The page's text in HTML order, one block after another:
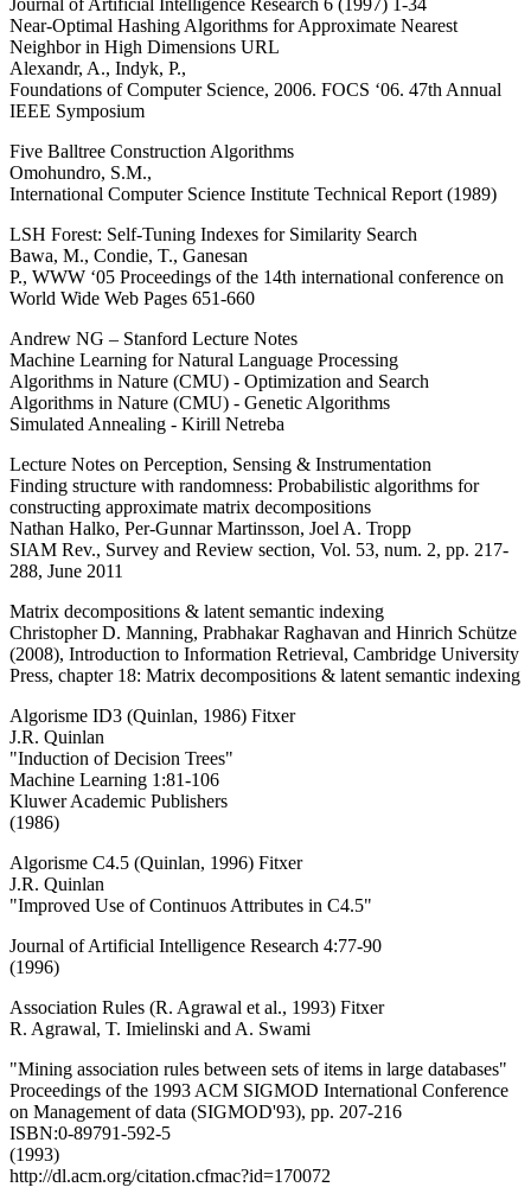
Near-Optimal Hashing Algorithms for Approximate Nearest
Neighbor in High Dimensions URL
Alexandr, A., Indyk, P.,
Foundations of Computer Science, 2006. FOCS ‘06. 47th Annual
IEEE Symposium
Five Balltree Construction Algorithms
Omohundro, S.M.,
International Computer Science Institute Technical Report (1989)
LSH Forest: Self-Tuning Indexes for Similarity Search
Bawa, M., Condie, T., Ganesan
P., WWW ‘05 Proceedings of the 14th international conference on
World Wide Web Pages 651-660
Andrew NG – Stanford Lecture Notes
Machine Learning for Natural Language Processing
Algorithms in Nature (CMU) - Optimization and Search
Algorithms in Nature (CMU) - Genetic Algorithms
Simulated Annealing - Kirill Netreba
Lecture Notes on Perception, Sensing & Instrumentation
Finding structure with randomness: Probabilistic algorithms for
constructing approximate matrix decompositions
Nathan Halko, Per-Gunnar Martinsson, Joel A. Tropp
SIAM Rev., Survey and Review section, Vol. 53, num. 2, pp. 217-
288, June 2011
Matrix decompositions & latent semantic indexing
Christopher D. Manning, Prabhakar Raghavan and Hinrich Schütze
(2008), Introduction to Information Retrieval, Cambridge University
Press, chapter 18: Matrix decompositions & latent semantic indexing
Algorisme ID3 (Quinlan, 1986) Fitxer
J.R. Quinlan
"Induction of Decision Trees"
Machine Learning 1:81-106
Kluwer Academic Publishers
(1986)
Algorisme C4.5 (Quinlan, 1996) Fitxer
J.R. Quinlan
"Improved Use of Continuos Attributes in C4.5"
Journal of Artificial Intelligence Research 4:77-90
(1996)
Association Rules (R. Agrawal et al., 1993) Fitxer
R. Agrawal, T. Imielinski and A. Swami
"Mining association rules between sets of items in large databases"
Proceedings of the 1993 ACM SIGMOD International Conference
on Management of data (SIGMOD'93), pp. 207-216
ISBN:0-89791-592-5
(1993)
http://dl.acm.org/citation.cfmac?id=170072